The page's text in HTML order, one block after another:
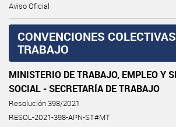
Aviso Oficial
CONVENCIONES
TRABAJO
MINISTERIO DE TRABAJO, EMPLEO Y
SOCIAL - SECRETARÍA DE TRABAJO
Resolución 398/2021
RESOL-2021-398-APN-ST#MT